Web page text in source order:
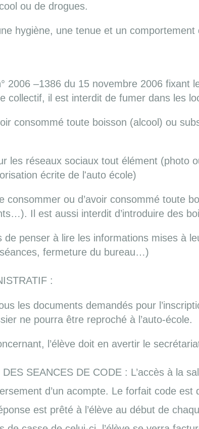
ou de drogues.
hygiène, une tenue et un comportement
2006 –1386 du 15 novembre 2006 fixant
collectif, il est interdit de fumer dans les
consommé toute boisson (alcool) ou
les réseaux sociaux tout élément (photo
écrite de l'auto école)
consommer ou d’avoir consommé toute
Il est aussi interdit d’introduire des
penser à lire les informations mises à
fermeture du bureau…)
:
les documents demandés pour
ne pourra être reproché à l’auto-école.
l’élève doit en avertir le
SEANCES DE CODE : L’accès à la
d’un acompte. Le forfait code
est prêté à l’élève au début de